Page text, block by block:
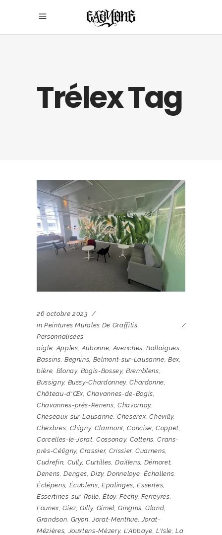
Trélex Tag
26 octobre 2023
in Peintures Murales De Graffitis
Personnalisées
aigle,Apples,Aubonne,Avenches,Ballaigues,
Bassins, Begnins, Belmont-sur-Lausanne,Bex,
bière, Blonay, Bogis-Bossey, Bremblens,
Bussigny, Bussy-Chardonney,Chardonne,
Château-d'Œx,Chavannes-de-Bogis,
Chavannes-près-Renens, Chavornay,
Cheseaux-sur-Lausanne, Cheserex,Chevilly,
Chexbres, Chigny, Clarmont,Concise,Coppet,
Corcelles-le-Jorat,Cossonay, Cottens,Crans-
près-Céligny,Crassier, Crissier,Cuarnens,
Cudrefin, Cully,Curtilles,Daillens, Démoret,
Denens,Denges,Dizy,Donneloye, Échallens,
Éclépens, Écublens,Epalinges,Essertes,
Essertines-sur-Rolle,Étoy,Féchy, Ferreyres,
Founex,Giez,Gilly, Gimel,Gingins,Gland,
Grandson, Gryon,Jorat-Menthue,Jorat-
Mézières,Jouxtens-Mézery, L'Abbaye,L'Isle,La